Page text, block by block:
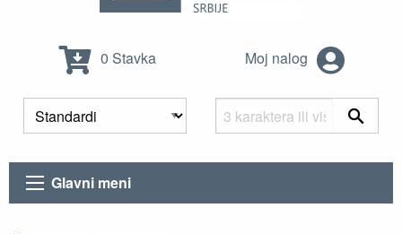
0 Stavka Moj nalog
Glavni meni